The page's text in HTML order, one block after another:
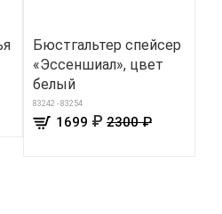
Бюстгальтер спейсер
«Эссеншиал», цвет
белый
83242 - 83254
1699 ₽ 2300 ₽